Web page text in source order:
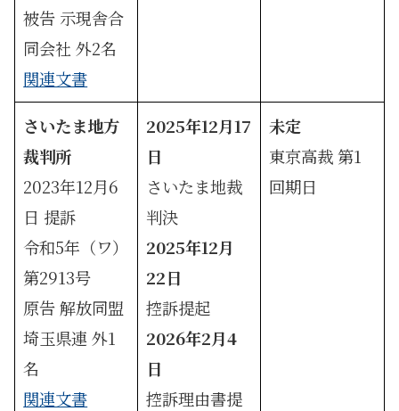
被告 示現舎合
同会社 外2名
関連文書
さいたま地方
裁判所
2023年12月6
日 提訴
令和5年（ワ）
第2913号
原告 解放同盟
埼玉県連 外1
名
関連文書
2025年12月17
日
さいたま地裁
判決
2025年12月
22日
控訴提起
2026年2月4
日
控訴理由書提
未定
東京高裁 第1
回期日